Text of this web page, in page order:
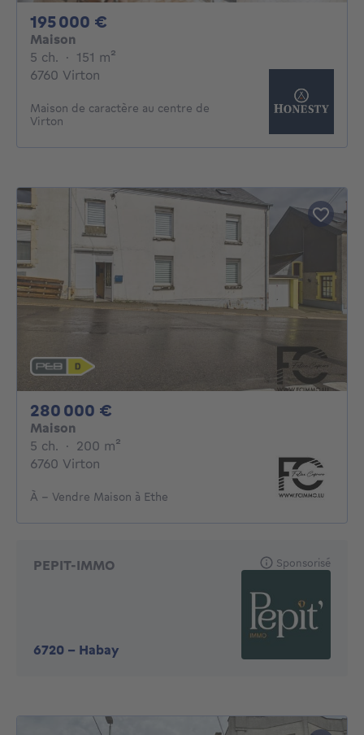
195 000 €
Maison
5 ch. 5 chambres
· 151 m²
6760 Virton
Maison de caractère au centre de
Virton
280 000 €
Maison
5 ch. 5 chambres
· 200 m²
6760 Virton
À - Vendre Maison à Ethe
PEPIT-IMMO
6720 - Habay
Sponsorisé